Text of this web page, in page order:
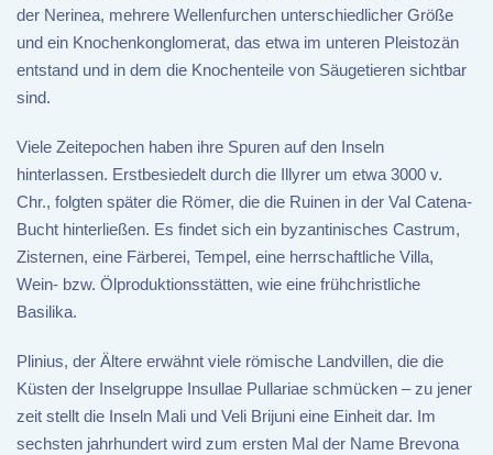
der Nerinea, mehrere Wellenfurchen unterschiedlicher Größe
und ein Knochenkonglomerat, das etwa im unteren Pleistozän
entstand und in dem die Knochenteile von Säugetieren sichtbar
sind.
Viele Zeitepochen haben ihre Spuren auf den Inseln
hinterlassen. Erstbesiedelt durch die Illyrer um etwa 3000 v.
Chr., folgten später die Römer, die die Ruinen in der Val Catena-
Bucht hinterließen. Es findet sich ein byzantinisches Castrum,
Zisternen, eine Färberei, Tempel, eine herrschaftliche Villa,
Wein- bzw. Ölproduktionsstätten, wie eine frühchristliche
Basilika.
Plinius, der Ältere erwähnt viele römische Landvillen, die die
Küsten der Inselgruppe Insullae Pullariae schmücken – zu jener
zeit stellt die Inseln Mali und Veli Brijuni eine Einheit dar. Im
sechsten jahrhundert wird zum ersten Mal der Name Brevona